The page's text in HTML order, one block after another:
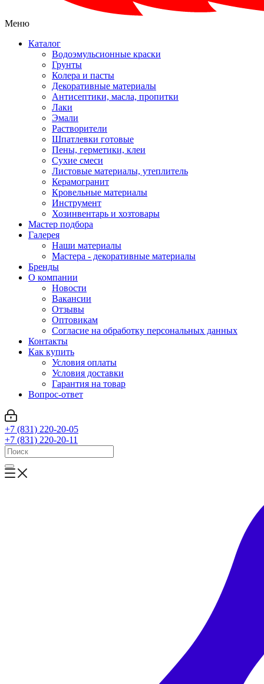
Меню
Каталог
Водоэмульсионные краски
Грунты
Колера и пасты
Декоративные материалы
Антисептики, масла, пропитки
Лаки
Эмали
Растворители
Шпатлевки готовые
Пены, герметики, клеи
Сухие смеси
Листовые материалы, утеплитель
Керамогранит
Кровельные материалы
Инструмент
Хозинвентарь и хозтовары
Мастер подбора
Галерея
Наши материалы
Мастера - декоративные материалы
Бренды
О компании
Новости
Вакансии
Отзывы
Оптовикам
Cогласие на обработку персональных данных
Контакты
Как купить
Условия оплаты
Условия доставки
Гарантия на товар
Вопрос-ответ
+7 (831) 220-20-05
+7 (831) 220-20-11